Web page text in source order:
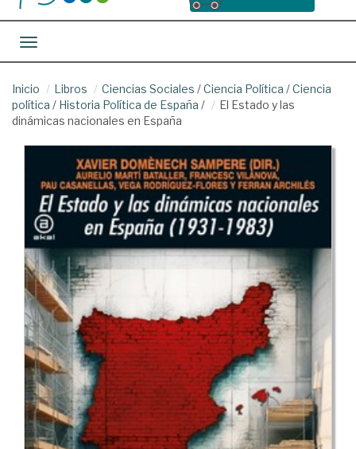
Toggle navigation
Inicio Libros Ciencias Sociales /Ciencia Política /Ciencia
política / Historia Política de España /
El Estado y las
dinámicas nacionales en España